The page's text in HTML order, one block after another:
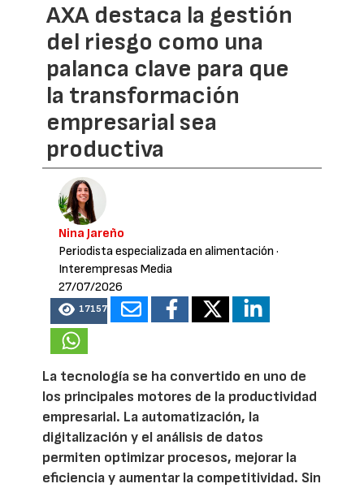
AXA destaca la gestión
del riesgo como una
palanca clave para que
la transformación
empresarial sea
productiva
Nina Jareño
Periodista especializada en alimentación ·
Interempresas Media
27/07/2026
17157
La tecnología se ha convertido en uno de
los principales motores de la productividad
empresarial. La automatización, la
digitalización y el análisis de datos
permiten optimizar procesos, mejorar la
eficiencia y aumentar la competitividad. Sin